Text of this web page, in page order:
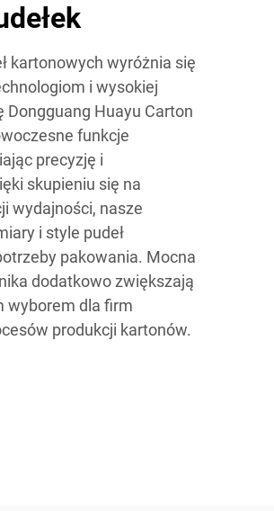
kartonowych wyróżnia się
i wysokiej
Huayu Carton
funkcje
precyzję i
skupieniu się na
wydajności, nasze
i style pudeł
pakowania. Mocna
dodatkowo zwiększają
wyborem dla firm
produkcji kartonów.